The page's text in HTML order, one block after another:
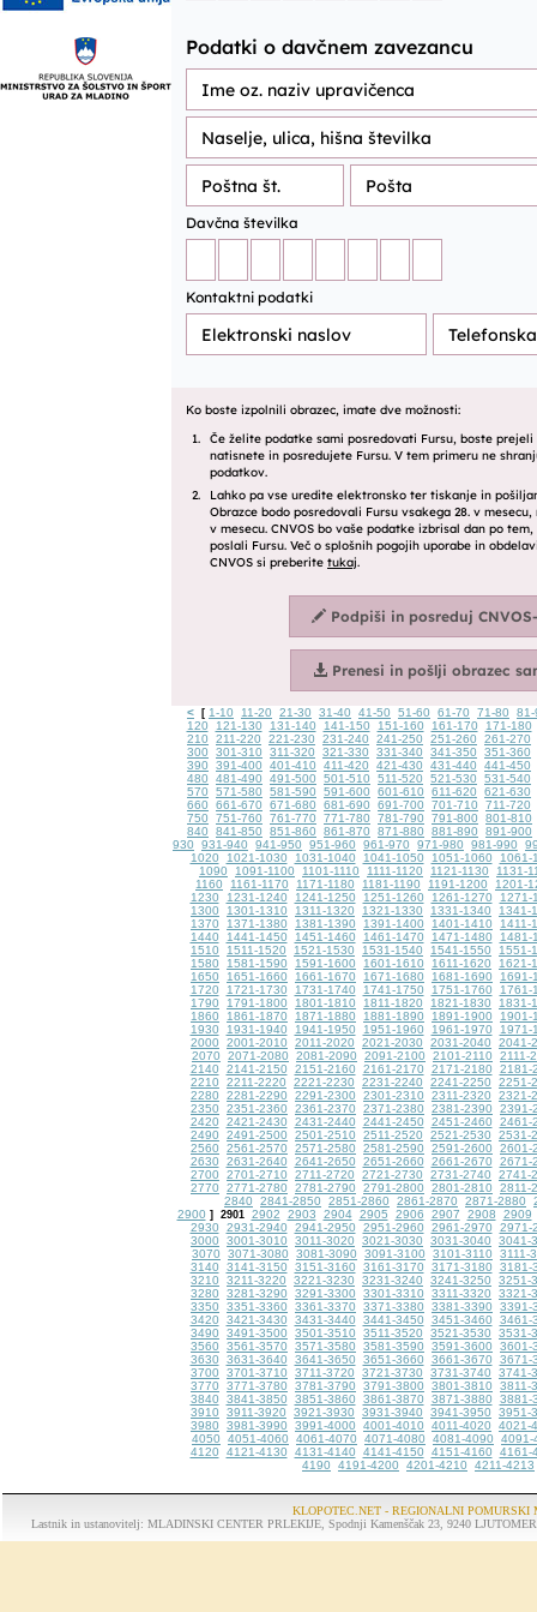
< [ 1-10 11-20 21-30 31-40 41-50 51-60 61-70 71-80
81-
120
121-130 131-140 141-150 151-160 161-170
171-180
210
211-220 221-230 231-240 241-250 251-260
261-270
300
301-310 311-320 321-330 331-340 341-350
351-360
390
391-400 401-410 411-420 421-430 431-440
441-450
480
481-490 491-500 501-510 511-520 521-530
531-540
570
571-580 581-590 591-600 601-610 611-620
621-630
660
661-670 671-680 681-690 691-700 701-710
711-720
750
751-760 761-770 771-780 781-790 791-800
801-810
840
841-850 851-860 861-870 871-880 881-890
891-900
930
931-940 941-950 951-960 961-970 971-980 981-990
1020
1021-1030 1031-1040 1041-1050 1051-1060
1061-
1090
1091-1100 1101-1110 1111-1120 1121-1130
1131-
1160
1161-1170 1171-1180 1181-1190 1191-1200
1201-
1230
1231-1240 1241-1250 1251-1260 1261-1270
1271-
1300
1301-1310 1311-1320 1321-1330 1331-1340
1341-
1370
1371-1380 1381-1390 1391-1400 1401-1410
1411-
1440
1441-1450 1451-1460 1461-1470 1471-1480
1481-
1510
1511-1520 1521-1530 1531-1540 1541-1550
1551-
1580
1581-1590 1591-1600 1601-1610 1611-1620
1621-
1650
1651-1660 1661-1670 1671-1680 1681-1690
1691-
1720
1721-1730 1731-1740 1741-1750 1751-1760
1761-
1790
1791-1800 1801-1810 1811-1820 1821-1830
1831-
1860
1861-1870 1871-1880 1881-1890 1891-1900
1901-
1930
1931-1940 1941-1950 1951-1960 1961-1970
1971-
2000
2001-2010 2011-2020 2021-2030 2031-2040
2041-
2070
2071-2080 2081-2090 2091-2100 2101-2110
2111-
2140
2141-2150 2151-2160 2161-2170 2171-2180
2181-
2210
2211-2220 2221-2230 2231-2240 2241-2250
2251-
2280
2281-2290 2291-2300 2301-2310 2311-2320
2321-
2350
2351-2360 2361-2370 2371-2380 2381-2390
2391-
2420
2421-2430 2431-2440 2441-2450 2451-2460
2461-
2490
2491-2500 2501-2510 2511-2520 2521-2530
2531-
2560
2561-2570 2571-2580 2581-2590 2591-2600
2601-
2630
2631-2640 2641-2650 2651-2660 2661-2670
2671-
2700
2701-2710 2711-2720 2721-2730 2731-2740
2741-
2770
2771-2780 2781-2790 2791-2800 2801-2810
2811-
2840
2841-2850 2851-2860 2861-2870 2871-2880
2900 ] 2901 2902 2903 2904 2905 2906 2907 2908
2909
2930
2931-2940 2941-2950 2951-2960 2961-2970
2971-
3000
3001-3010 3011-3020 3021-3030 3031-3040
3041-
3070
3071-3080 3081-3090 3091-3100 3101-3110
3111-
3140
3141-3150 3151-3160 3161-3170 3171-3180
3181-
3210
3211-3220 3221-3230 3231-3240 3241-3250
3251-
3280
3281-3290 3291-3300 3301-3310 3311-3320
3321-
3350
3351-3360 3361-3370 3371-3380 3381-3390
3391-
3420
3421-3430 3431-3440 3441-3450 3451-3460
3461-
3490
3491-3500 3501-3510 3511-3520 3521-3530
3531-
3560
3561-3570 3571-3580 3581-3590 3591-3600
3601-
3630
3631-3640 3641-3650 3651-3660 3661-3670
3671-
3700
3701-3710 3711-3720 3721-3730 3731-3740
3741-
3770
3771-3780 3781-3790 3791-3800 3801-3810
3811-
3840
3841-3850 3851-3860 3861-3870 3871-3880
3881-
3910
3911-3920 3921-3930 3931-3940 3941-3950
3951-
3980
3981-3990 3991-4000 4001-4010 4011-4020
4021-
4050
4051-4060 4061-4070 4071-4080 4081-4090
4091-
4120
4121-4130 4131-4140 4141-4150 4151-4160
4161-
4190
4191-4200 4201-4210 4211-4213
KLOPOTEC.NET - REGIONALNI POMURSKI
Lastnik in ustanovitelj: MLADINSKI CENTER PRLEKIJE, Spodnji Kamenščak 23, 9240